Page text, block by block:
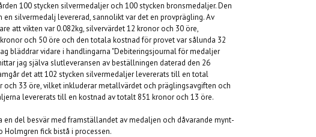
100 stycken silvermedaljer och 100 stycken bronsmedaljer. Den
en silvermedalj levererad, sannolikt var det en provprägling. Av
att vikten var 0.082kg, silvervärdet 12 kronor och 30 öre,
och 50 öre och den totala kostnad för provet var sålunda 32
bläddrar vidare i handlingarna "Debiteringsjournal för medaljer
jag själva slutleveransen av beställningen daterad den 26
det att 102 stycken silvermedaljer levererats till en total
och 33 öre, vilket inkluderar metallvärdet och präglingsavgiften och
levererats till en kostnad av totalt 851 kronor och 13 öre.
en del besvär med framställandet av medaljen och dåvarande mynt-
Holmgren fick bistå i processen.